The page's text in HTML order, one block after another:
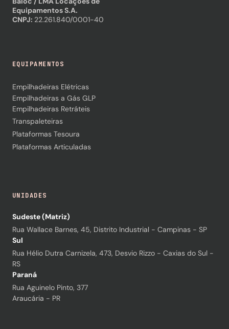
Equipamentos S.A.
CNPJ: 22.261.840/0001-40
EQUIPAMENTOS
Empilhadeiras Elétricas
Empilhadeiras a Gás GLP
Empilhadeiras Retráteis
Transpaleteiras
Plataformas Tesoura
Plataformas Articuladas
UNIDADES
Sudeste (Matriz)
Rua Wallace Barnes, 45, Distrito Industrial - Campinas - SP
Sul
Rua Hélio Dutra Carnizela, 473, Desvio Rizzo - Caxias do Sul -
RS
Paraná
Rua Aguinelo Pinto, 377
Araucária - PR